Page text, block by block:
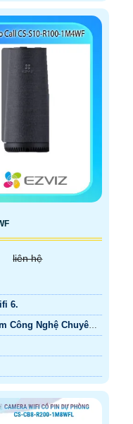
liên hệ
6.
Công Nghệ Chuyên